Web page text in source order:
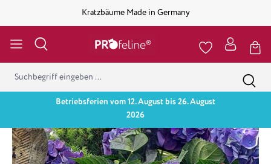
Kratzbäume Made in Germany
Betriebsferien vom 12. August bis 26. August
2026
Bildergalerie überspringen